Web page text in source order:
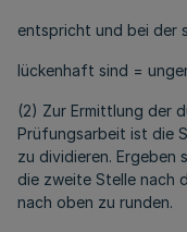
entspricht und bei der
lückenhaft sind =
(2) Zur Ermittlung der
Prüfungsarbeit ist die
zu dividieren. Ergeben
die zweite Stelle nach
nach oben zu runden.